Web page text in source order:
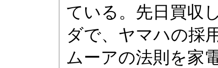
ている。先日買収
ダで、ヤマハの採
ムーアの法則を家